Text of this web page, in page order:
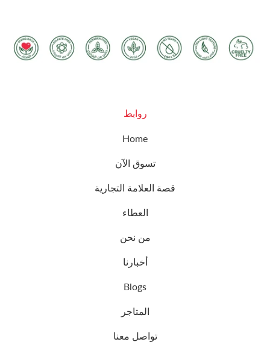
روابط
Home
تسوق الآن
قصة العلامة التجارية
العطاء
من نحن
أخبارنا
Blogs
المتاجر
تواصل معنا